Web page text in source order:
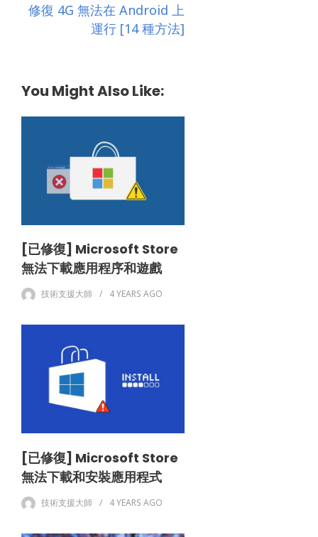
修復 4G 無法在 Android 上
運行 [14 種方法]
You Might Also Like:
[已修復] Microsoft Store
無法下載應用程序和遊戲
技術支援大師 4 YEARS AGO
[已修復] Microsoft Store
無法下載和安裝應用程式
技術支援大師 4 YEARS AGO